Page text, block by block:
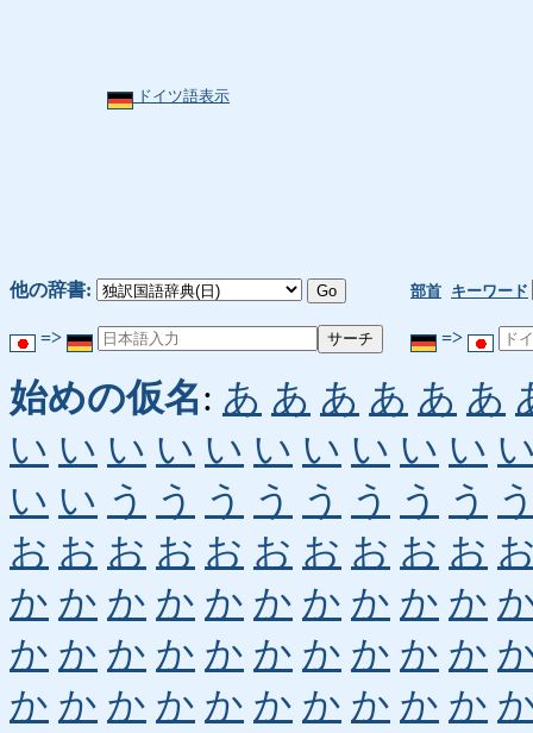
ドイツ語表示
他の辞書: 部首 キーワード
=> =>
始めの仮名: あ あ あ あ あ あ
い い い い い い い い い い
い い う う う う う う う う
お お お お お お お お お お
か か か か か か か か か か
か か か か か か か か か か
か か か か か か か か か か